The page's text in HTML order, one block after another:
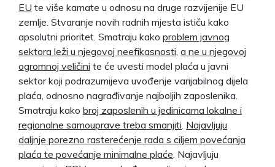
EU te više kamate u odnosu na druge razvijenije EU
zemlje. Stvaranje novih radnih mjesta ističu kako
apsolutni prioritet. Smatraju kako problem javnog
sektora leži u njegovoj neefikasnosti a ne u njegovoj
ogromnoj veličini te će uvesti model plaća u javni
sektor koji podrazumijeva uvođenje varijabilnog dijela
plaća, odnosno nagrađivanje najboljih zaposlenika.
Smatraju kako broj zaposlenih u jedinicama lokalne i
regionalne samouprave treba smanjiti Najavljuju
daljnje porezno rasterećenje rada s ciljem povećanja
plaća te povećanje minimalne plaće . Najavljuju